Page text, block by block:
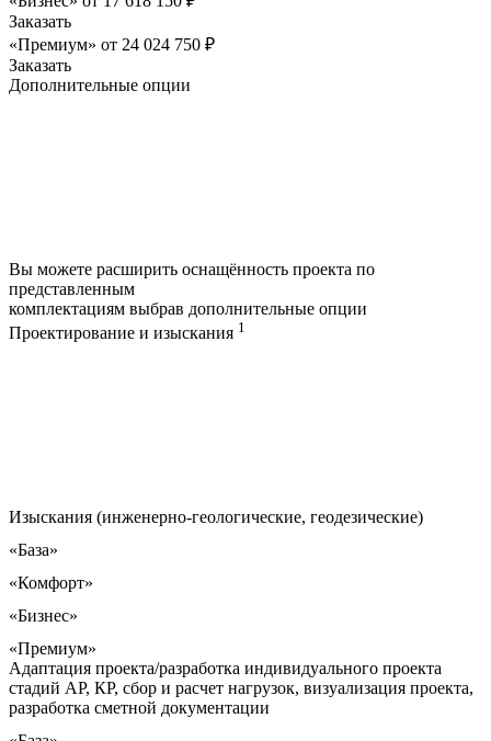
Заказать
«Премиум» от 24 024 750 ₽
Заказать
Дополнительные опции
Вы можете расширить оснащённость проекта по
представленным
комплектациям выбрав дополнительные опции
Проектирование и изыскания 1
Изыскания (инженерно-геологические, геодезические)
«База»
«Комфорт»
«Бизнес»
«Премиум»
Адаптация проекта/разработка индивидуального проекта
стадий АР, КР, сбор и расчет нагрузок, визуализация проекта,
разработка сметной документации